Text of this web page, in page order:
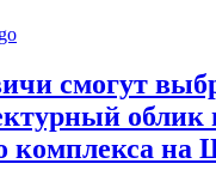
смогут
облик
комплекса на